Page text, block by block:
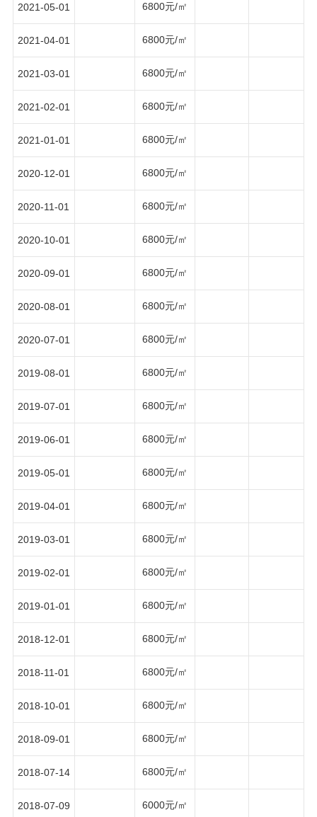
2021-05-01 6800元/㎡
2021-04-01 6800元/㎡
2021-03-01 6800元/㎡
2021-02-01 6800元/㎡
2021-01-01 6800元/㎡
2020-12-01 6800元/㎡
2020-11-01 6800元/㎡
2020-10-01 6800元/㎡
2020-09-01 6800元/㎡
2020-08-01 6800元/㎡
2020-07-01 6800元/㎡
2019-08-01 6800元/㎡
2019-07-01 6800元/㎡
2019-06-01 6800元/㎡
2019-05-01 6800元/㎡
2019-04-01 6800元/㎡
2019-03-01 6800元/㎡
2019-02-01 6800元/㎡
2019-01-01 6800元/㎡
2018-12-01 6800元/㎡
2018-11-01 6800元/㎡
2018-10-01 6800元/㎡
2018-09-01 6800元/㎡
2018-07-14 6800元/㎡
2018-07-09 6000元/㎡